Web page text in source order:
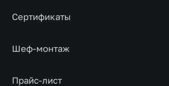
Сертификаты
Шеф-монтаж
Прайс-лист